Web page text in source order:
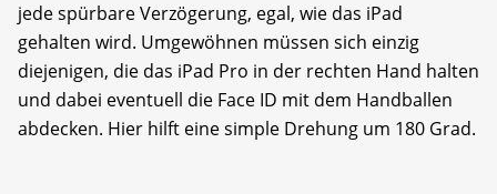
jede spürbare Verzögerung, egal, wie das iPad
gehalten wird. Umgewöhnen müssen sich einzig
diejenigen, die das iPad Pro in der rechten Hand halten
und dabei eventuell die Face ID mit dem Handballen
abdecken. Hier hilft eine simple Drehung um 180 Grad.